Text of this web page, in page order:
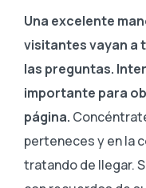
Una excelente
visitantes vayan a
las preguntas.
importante para
página.
perteneces y en la
tratando de llegar.